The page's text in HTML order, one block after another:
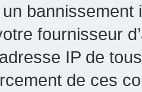
fournisseur
IP de
de ces